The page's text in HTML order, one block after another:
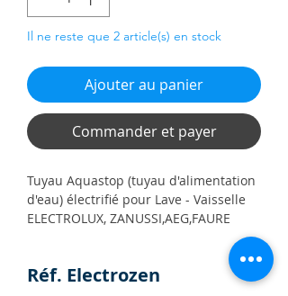
Il ne reste que 2 article(s) en stock
Ajouter au panier
Commander et payer
Tuyau Aquastop (tuyau d'alimentation
d'eau) électrifié pour Lave - Vaisselle
ELECTROLUX, ZANUSSI,AEG,FAURE
8072506044, 8072506176, 8072506218)
Réf. Electrozen